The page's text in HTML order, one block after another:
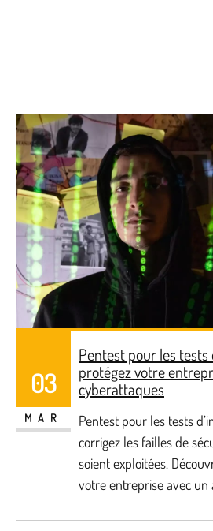
03
MAR
Pentest pour les tests
protégez votre
cyberattaques
Pentest pour les tests
corrigez les failles de
soient exploitées.
votre entreprise avec un